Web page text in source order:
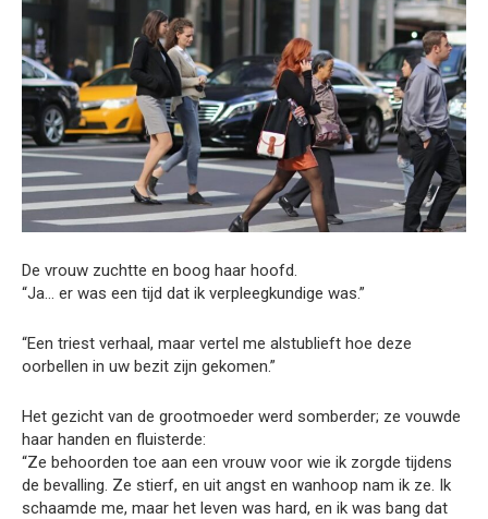
De vrouw zuchtte en boog haar hoofd.
“Ja… er was een tijd dat ik verpleegkundige was.”
“Een triest verhaal, maar vertel me alstublieft hoe deze
oorbellen in uw bezit zijn gekomen.”
Het gezicht van de grootmoeder werd somberder; ze vouwde
haar handen en fluisterde:
“Ze behoorden toe aan een vrouw voor wie ik zorgde tijdens
de bevalling. Ze stierf, en uit angst en wanhoop nam ik ze. Ik
schaamde me, maar het leven was hard, en ik was bang dat